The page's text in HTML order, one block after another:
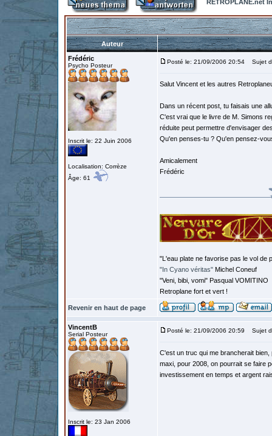
RETROPLANE.net
Auteur
Frédéric
Psycho Posteur
Inscrit le: 22 Juin 2006
Localisation: Corrèze
Âge: 61
Posté le: 21/09/2006 20:54 Sujet
Salut Vincent et les autres
Dans un récent post, tu faisais une
C'est vrai que le livre de M. Simons
réduite peut permettre d'envisager
Qu'en penses-tu ? Qu'en pensez-
Amicalement
Frédéric
"L'eau plate ne favorise pas le vol de
"In Cyano véritas" Michel Coneuf
"Veni, bibi, vomi" Pasqual VOMITINO
Retroplane fort et vert !
Revenir en haut de page
VincentB
Serial Posteur
Inscrit le: 23 Jan 2006
Posté le: 21/09/2006 20:59 Sujet
C'est un truc qui me brancherait
maxi, pour 2008, on pourrait se faire
investissement en temps et argent